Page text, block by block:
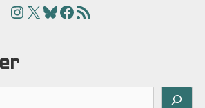
Instagram
X Bluesky
Facebook
Articles